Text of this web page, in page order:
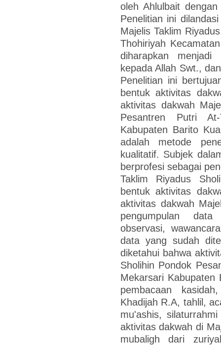
oleh Ahlulbait
Penelitian ini
Majelis Taklim
Thohiriyah
diharapkan
kepada Allah Swt.,
Penelitian ini
bentuk aktivitas
aktivitas dakwah
Pesantren Putri At-
Kabupaten Barito
adalah metode
kualitatif. Subjek
berprofesi sebagai
Taklim Riyadus
bentuk aktivitas
aktivitas dakwah
pengumpulan
observasi,
data yang sudah
diketahui bahwa
Sholihin Pondok
Mekarsari Kabupaten
pembacaan
Khadijah R.A, tahlil,
mu'ashis,
aktivitas dakwah di
mubaligh dari